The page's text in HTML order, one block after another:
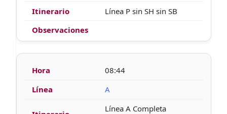
Línea P sin SH sin SB
08:44
A
Línea A Completa